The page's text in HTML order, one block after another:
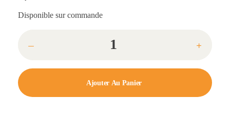
Disponible sur commande
Ajouter Au Panier